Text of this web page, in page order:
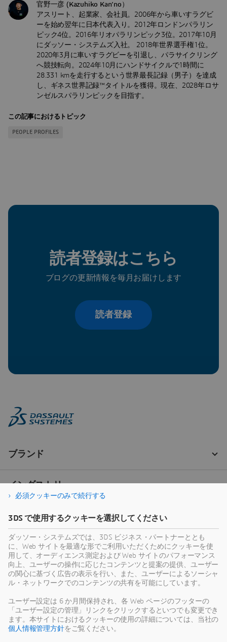
官野一彦 (Kazuhiko Kan’no）
アスリート、起業家、会社員。2006年から車いすラグビ
ーを始め翌年に日本代表入り。2012年ロンドンパラリン
ピック4位。2016年リオパラリンピック3位。2017年10月
にダッソー・システムズ入社。 2018年世界選手権1位。
2020年3月に車いすラグビーを引退し、パラサイクリング
へ競技転向。2024年10月にハンドサイクルで1時間に
28.331 kmを走行するという世界最長記録（男子）を達成
し、ギネス世界記録™タイトルを獲得。現在、2028年ロサ
ンゼルスパラリンピックを目指す。
この記事におけるトピック
PEOPLE PROFILES
読者登録はこちら
ブログの更新情報を毎月お届けします
読者登録
必須クッキーのみで続行する
3DS で使用するクッキーを選択してください
ダッソー・システムズでは、3DS ビジネス・パートナーととも
に、Web サイトを最適な形でご利用いただくためにクッキーを使
用して、オーディエンス測定および Web サイトのパフォーマンス
向上、ユーザーの操作に応じたコンテンツと提案の提供、ユーザー
の関心に基づく広告の表示を行い、また、ユーザーによるソーシャ
ル・ネットワークでのコンテンツの共有を可能にしています。
ユーザー設定は 6 か月間保持され、各 Web ページのフッターの
「ユーザー設定の管理」リンクをクリックするといつでも変更でき
ます。本サイトにおけるクッキーの使用の詳細については、当社の
個人情報管理方針をご覧ください。